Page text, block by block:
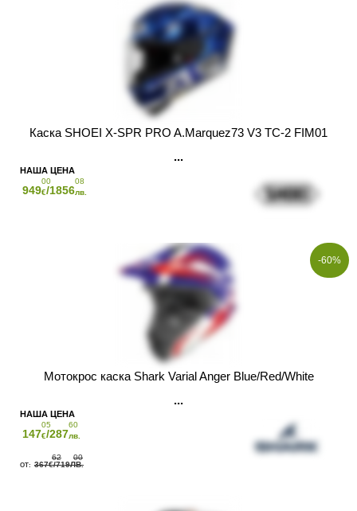
Каска SHOEI X-SPR PRO A.Marquez73 V3 TC-2 FIM01
949
00
€/1856
08
лв.
-60%
Мотокрос каска Shark Varial Anger Blue/Red/White
147
05
€/287
60
лв.
367
62
€/719
00
ЛВ.